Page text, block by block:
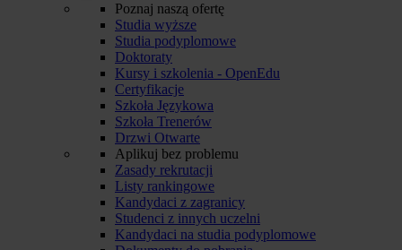
Poznaj naszą ofertę
Studia wyższe
Studia podyplomowe
Doktoraty
Kursy i szkolenia - OpenEdu
Certyfikacje
Szkoła Językowa
Szkoła Trenerów
Drzwi Otwarte
Aplikuj bez problemu
Zasady rekrutacji
Listy rankingowe
Kandydaci z zagranicy
Studenci z innych uczelni
Kandydaci na studia podyplomowe